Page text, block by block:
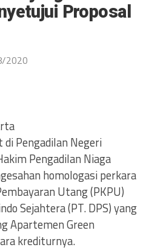
Proposal
2020
Pengadilan Negeri
Pengadilan Niaga
homologasi perkara
Utang (PKPU)
Sejahtera (PT. DPS) yang
Apartemen Green
krediturnya.